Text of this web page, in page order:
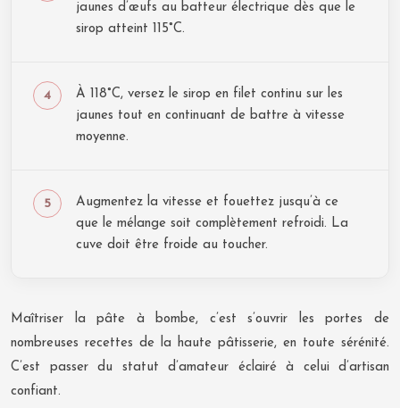
jaunes d’œufs au batteur électrique dès que le
sirop atteint 115°C.
À 118°C, versez le sirop en filet continu sur les
jaunes tout en continuant de battre à vitesse
moyenne.
Augmentez la vitesse et fouettez jusqu’à ce
que le mélange soit complètement refroidi. La
cuve doit être froide au toucher.
Maîtriser la pâte à bombe, c’est s’ouvrir les portes de
nombreuses recettes de la haute pâtisserie, en toute sérénité.
C’est passer du statut d’amateur éclairé à celui d’artisan
confiant.